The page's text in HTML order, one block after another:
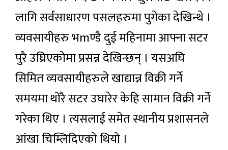
लागि सर्वसाधारण पसलहरुमा पुगेका देखिन्थे ।
व्यवसायीहरु भmण्डै दुई महिनामा आफ्ना सटर
पुरै उघ्रिएकोमा प्रसन्न देखिन्छन् । यसअघि
सिमित व्यवसायीहरुले खाद्यान्न विक्री गर्ने
समयमा थोरै सटर उघारेर केहि सामान विक्री गर्ने
गरेका थिए । त्यसलाई समेत स्थानीय प्रशासनले
आंखा चिम्लिदिएको थियो ।